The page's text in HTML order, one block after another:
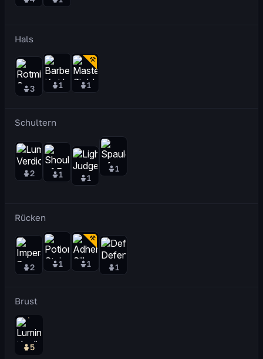
Hals
3 1 1
Schultern
2 1 1
1
Rücken
2 1 1 1
Brust
5